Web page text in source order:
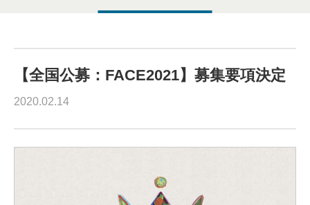
【全国公募：FACE2021】募集要項決定
2020.02.14